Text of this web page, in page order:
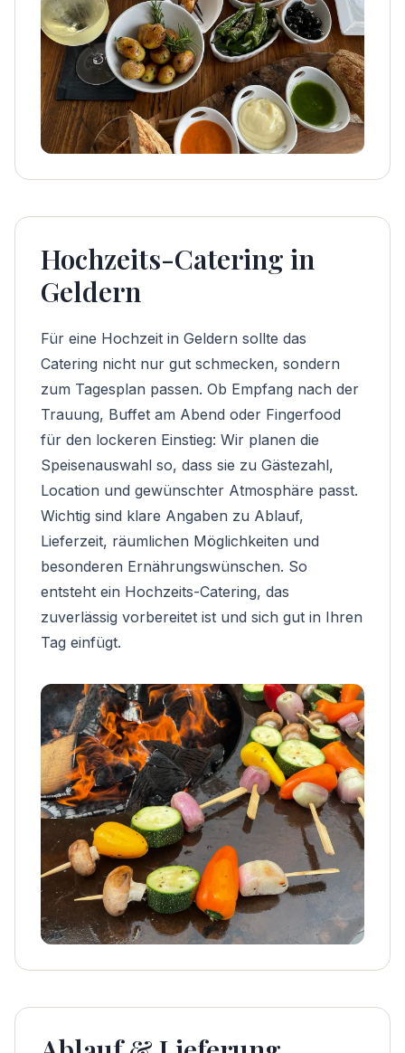
Hochzeits-Catering in
Geldern
Für eine Hochzeit in Geldern sollte das
Catering nicht nur gut schmecken, sondern
zum Tagesplan passen. Ob Empfang nach der
Trauung, Buffet am Abend oder Fingerfood
für den lockeren Einstieg: Wir planen die
Speisenauswahl so, dass sie zu Gästezahl,
Location und gewünschter Atmosphäre passt.
Wichtig sind klare Angaben zu Ablauf,
Lieferzeit, räumlichen Möglichkeiten und
besonderen Ernährungswünschen. So
entsteht ein Hochzeits-Catering, das
zuverlässig vorbereitet ist und sich gut in Ihren
Tag einfügt.